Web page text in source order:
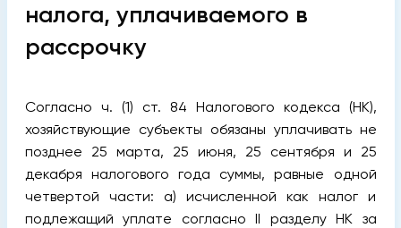
налога, уплачиваемого в
рассрочку
Согласно ч. (1) ст. 84 Налогового кодекса (НК),
хозяйствующие субъекты обязаны уплачивать не
позднее 25 марта, 25 июня, 25 сентября и 25
декабря налогового года суммы, равные одной
четвертой части: а) исчисленной как налог и
подлежащий уплате согласно II разделу НК за